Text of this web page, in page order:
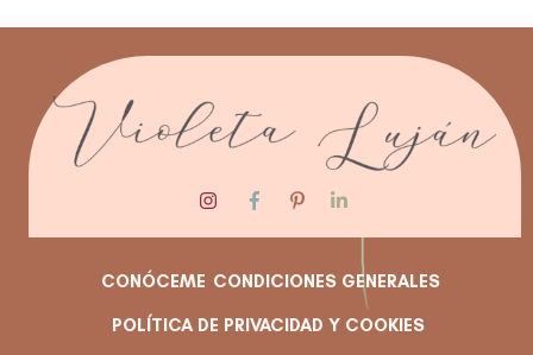
CONÓCEME CONDICIONES GENERALES
POLÍTICA DE PRIVACIDAD Y COOKIES